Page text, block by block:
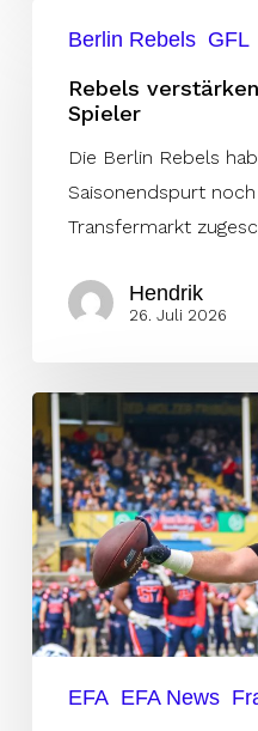
verstärken
AFLE-
Spieler
Berlin Rebels GFL
Rebels
Spieler
Die Berlin Rebels
Saisonendspurt
Transfermarkt
Hendrik
26. Juli 2026
Frankfurt
Galaxy
verpflichtet
Europas
Top-
Tight-
End
EFA EFA News